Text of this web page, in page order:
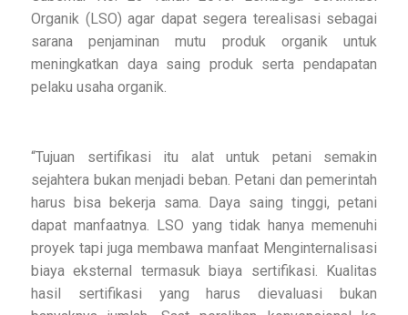
Organik (LSO) agar dapat segera terealisasi sebagai
sarana penjaminan mutu produk organik untuk
meningkatkan daya saing produk serta pendapatan
pelaku usaha organik.
“Tujuan sertifikasi itu alat untuk petani semakin
sejahtera bukan menjadi beban. Petani dan pemerintah
harus bisa bekerja sama. Daya saing tinggi, petani
dapat manfaatnya. LSO yang tidak hanya memenuhi
proyek tapi juga membawa manfaat Menginternalisasi
biaya eksternal termasuk biaya sertifikasi. Kualitas
hasil sertifikasi yang harus dievaluasi bukan